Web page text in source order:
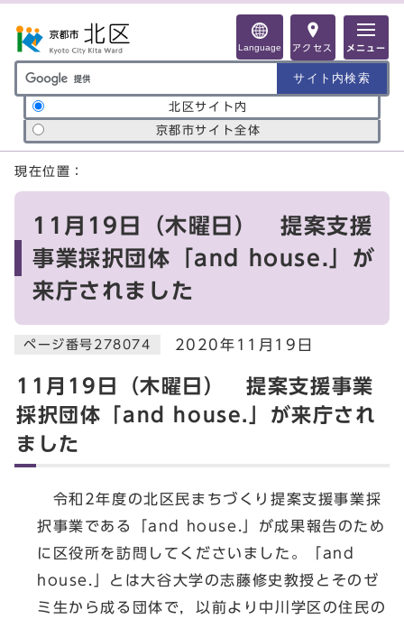
Language アクセス メニュー
サイト内検索の範囲
北区サイト内
京都市サイト全体
ここから本文です
現在位置：
11月19日（木曜日） 提案支援
事業採択団体「and house.」が
来庁されました
ページ番号278074 2020年11月19日
11月19日（木曜日） 提案支援事業
採択団体「and house.」が来庁され
ました
令和2年度の北区民まちづくり提案支援事業採
択事業である「and house.」が成果報告のため
に区役所を訪問してくださいました。「and
house.」とは大谷大学の志藤修史教授とそのゼ
ミ生から成る団体で，以前より中川学区の住民の